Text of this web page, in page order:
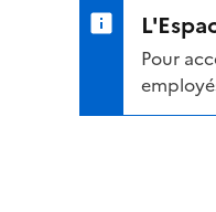
Pour